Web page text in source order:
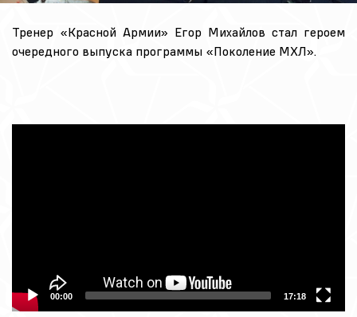
Тренер «Красной Армии» Егор Михайлов стал героем
очередного выпуска программы «Поколение МХЛ».
00:00 17:18